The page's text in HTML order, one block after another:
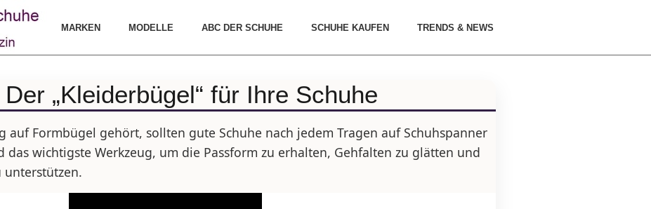
MARKEN MODELLE ABC DER SCHUHE SCHUHE KAUFEN TRENDS & NEWS
„Kleiderbügel“ für Ihre Schuhe
auf Formbügel gehört, sollten gute Schuhe nach jedem Tragen auf Schuhspanner
das wichtigste Werkzeug, um die Passform zu erhalten, Gehfalten zu glätten und
unterstützen.